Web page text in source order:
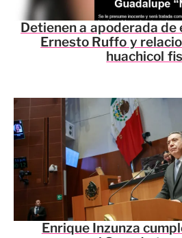
Detienen a apoderada de
Ernesto Ruffo y
huachicol
Enrique Inzunza